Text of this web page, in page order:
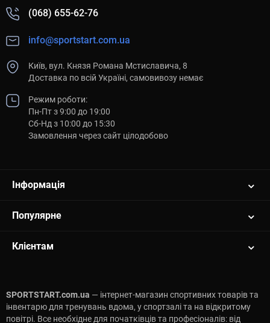
(068) 655-62-76
info@sportstart.com.ua
Київ, вул. Князя Романа Мстиславича, 8
Доставка по всій Україні, самовивозу немає
Режим роботи:
Пн-Пт з 9:00 до 19:00
Сб-Нд з 10:00 до 15:30
Замовлення через сайт цілодобово
Інформація
Популярне
Клієнтам
SPORTSTART.com.ua — інтернет-магазин спортивних товарів та
інвентарю для тренувань вдома, у спортзалі та на відкритому
повітрі. Все необхідне для початківців та професіоналів: від